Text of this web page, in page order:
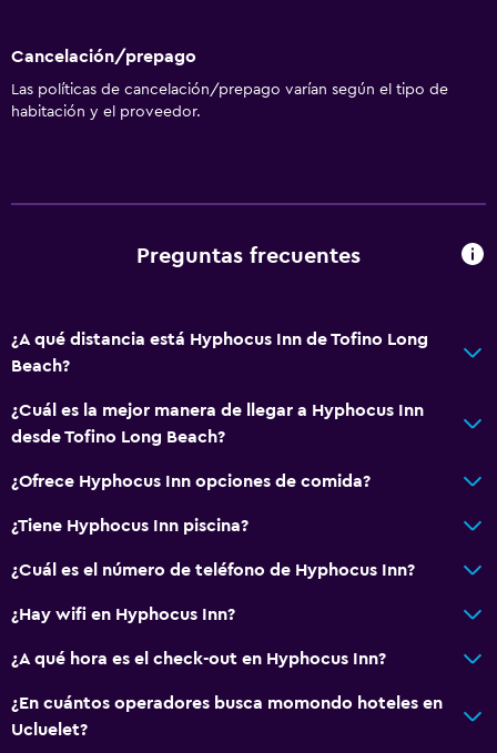
Cancelación/prepago
Las políticas de cancelación/prepago varían según el tipo de
habitación y el proveedor.
Preguntas frecuentes
¿A qué distancia está Hyphocus Inn de Tofino Long
Beach?
¿Cuál es la mejor manera de llegar a Hyphocus Inn
desde Tofino Long Beach?
¿Ofrece Hyphocus Inn opciones de comida?
¿Tiene Hyphocus Inn piscina?
¿Cuál es el número de teléfono de Hyphocus Inn?
¿Hay wifi en Hyphocus Inn?
¿A qué hora es el check-out en Hyphocus Inn?
¿En cuántos operadores busca momondo hoteles en
Ucluelet?